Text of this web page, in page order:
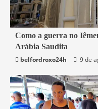
4 min read
Mundo
Como a guerra no
Arábia Saudita
belfordroxo24h
9 de